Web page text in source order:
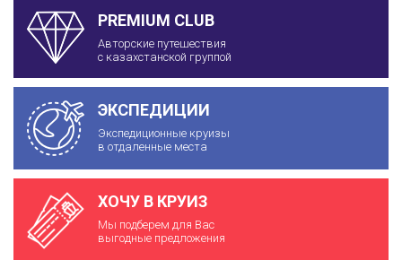
PREMIUM CLUB
Авторские путешествия
с казахстанской группой
ЭКСПЕДИЦИИ
Экспедиционные круизы
в отдаленные места
ХОЧУ В КРУИЗ
Мы подберем для Вас
выгодные предложения